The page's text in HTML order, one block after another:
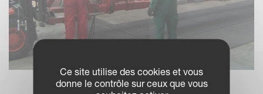
Ce site utilise des cookies et vous
donne le contrôle sur ceux que vous